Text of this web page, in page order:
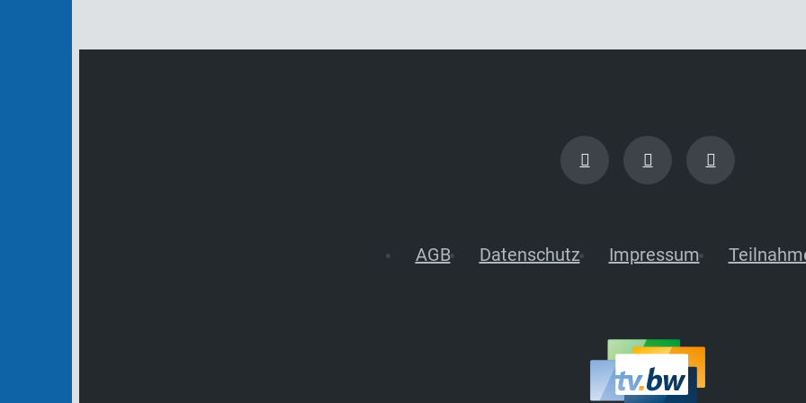
AGB Datenschutz Impressum